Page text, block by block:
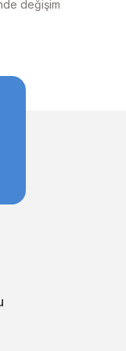
baskılar elde
değişim